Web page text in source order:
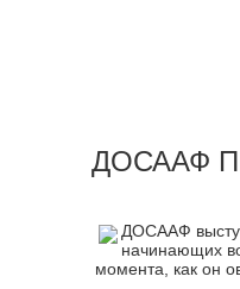
ДОСААФ
ДОСААФ
начинающих
момента, как он